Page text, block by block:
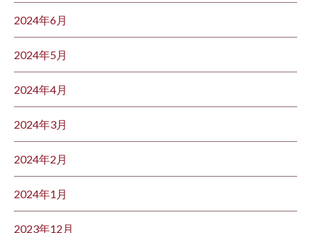
2024年6月
2024年5月
2024年4月
2024年3月
2024年2月
2024年1月
2023年12月